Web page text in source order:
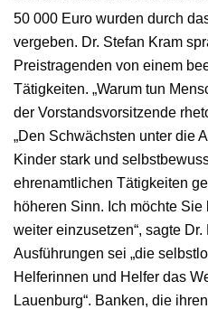
50 000 Euro wurden durch
vergeben. Dr. Stefan Kram
Preistragenden von einem
Tätigkeiten. „Warum tun
der Vorstandsvorsitzende
„Den Schwächsten unter die
Kinder stark und
ehrenamtlichen Tätigkeiten
höheren Sinn. Ich möchte
weiter einzusetzen“, sagte
Ausführungen sei „die
Helferinnen und Helfer das
Lauenburg“. Banken, die